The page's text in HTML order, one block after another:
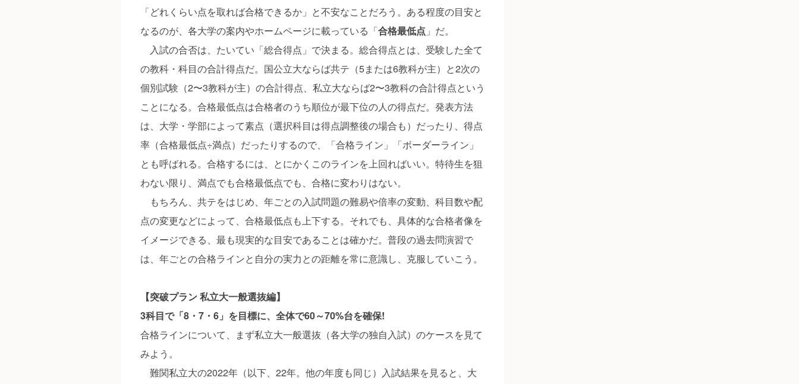
「どれくらい点を取れば合格できるか」と不安なことだろう。ある程度の目安と
なるのが、各大学の案内やホームページに載っている「合格最低点 」だ。
入試の合否は、たいてい「総合得点」で決まる。総合得点とは、受験した全て
の教科・科目の合計得点だ。国公立大ならば共テ（5または6教科が主）と2次の
個別試験（2〜3教科が主）の合計得点、私立大ならば2〜3教科の合計得点という
ことになる。合格最低点は合格者のうち順位が最下位の人の得点だ。発表方法
は、大学・学部によって素点（選択科目は得点調整後の場合も）だったり、得点
率（合格最低点÷満点）だったりするので、「合格ライン」「ボーダーライン」
とも呼ばれる。合格するには、とにかくこのラインを上回ればいい。特待生を狙
わない限り、満点でも合格最低点でも、合格に変わりはない。
もちろん、共テをはじめ、年ごとの入試問題の難易や倍率の変動、科目数や配
点の変更などによって、合格最低点も上下する。それでも、具体的な合格者像を
イメージできる、最も現実的な目安であることは確かだ。普段の過去問演習で
は、年ごとの合格ラインと自分の実力との距離を常に意識し、克服していこう。
【突破プラン 私立大一般選抜編】
3科目で「8・7・6」を目標に、全体で60～70%台を確保!
合格ラインについて、まず私立大一般選抜（各大学の独自入試）のケースを見て
みよう。
難関私立大の2022年（以下、22年。他の年度も同じ）入試結果を見ると、大